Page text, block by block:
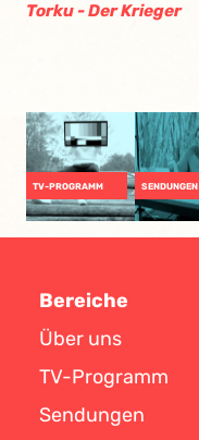
Torku - Der Krieger
TV-PROGRAMM SENDUNGEN
Bereiche
Über uns
TV-Programm
Sendungen